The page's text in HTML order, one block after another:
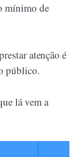
mínimo de
atenção é
público.
lá vem a